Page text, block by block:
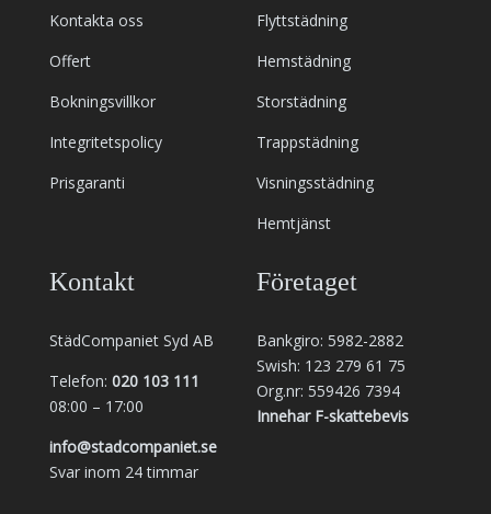
Kontakta oss
Offert
Bokningsvillkor
Integritetspolicy
Prisgaranti
Flyttstädning
Hemstädning
Storstädning
Trappstädning
Visningsstädning
Hemtjänst
Kontakt
StädCompaniet Syd AB
Telefon: 020 103 111
08:00 – 17:00
info@stadcompaniet.se
Svar inom 24 timmar
Företaget
Bankgiro: 5982-2882
Swish: 123 279 61 75
Org.nr: 559426 7394
Innehar F-skattebevis